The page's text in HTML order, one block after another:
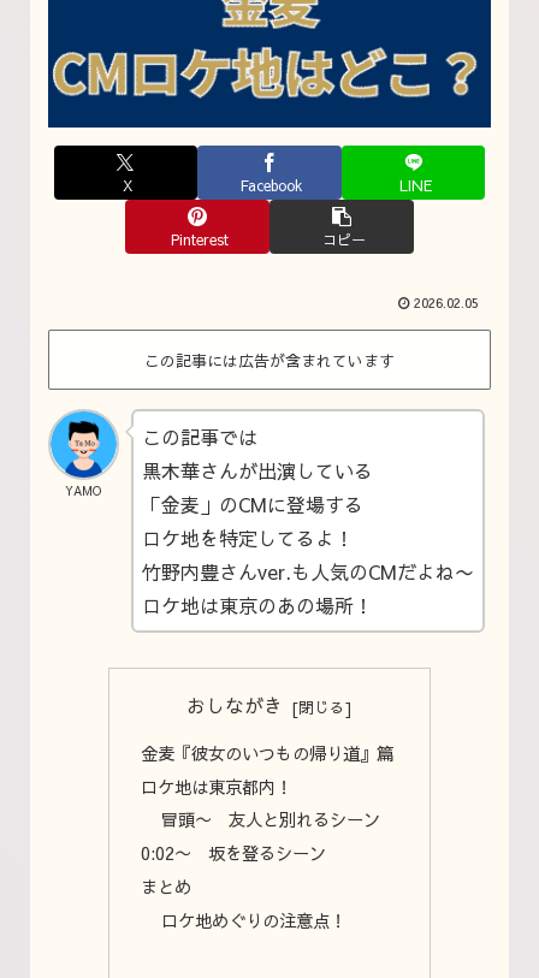
X Facebook LINE
Pinterest コピー
2026.02.05
この記事には広告が含まれています
YAMO
この記事では
黒木華さんが出演している
「金麦」のCMに登場する
ロケ地を特定してるよ！
竹野内豊さんver.も人気のCMだよね〜
ロケ地は東京のあの場所！
おしながき
金麦『彼女のいつもの帰り道』篇
ロケ地は東京都内！
冒頭〜 友人と別れるシーン
0:02〜 坂を登るシーン
まとめ
ロケ地めぐりの注意点！